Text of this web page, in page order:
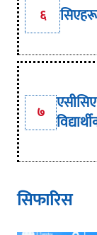
६
७
सिफारिस